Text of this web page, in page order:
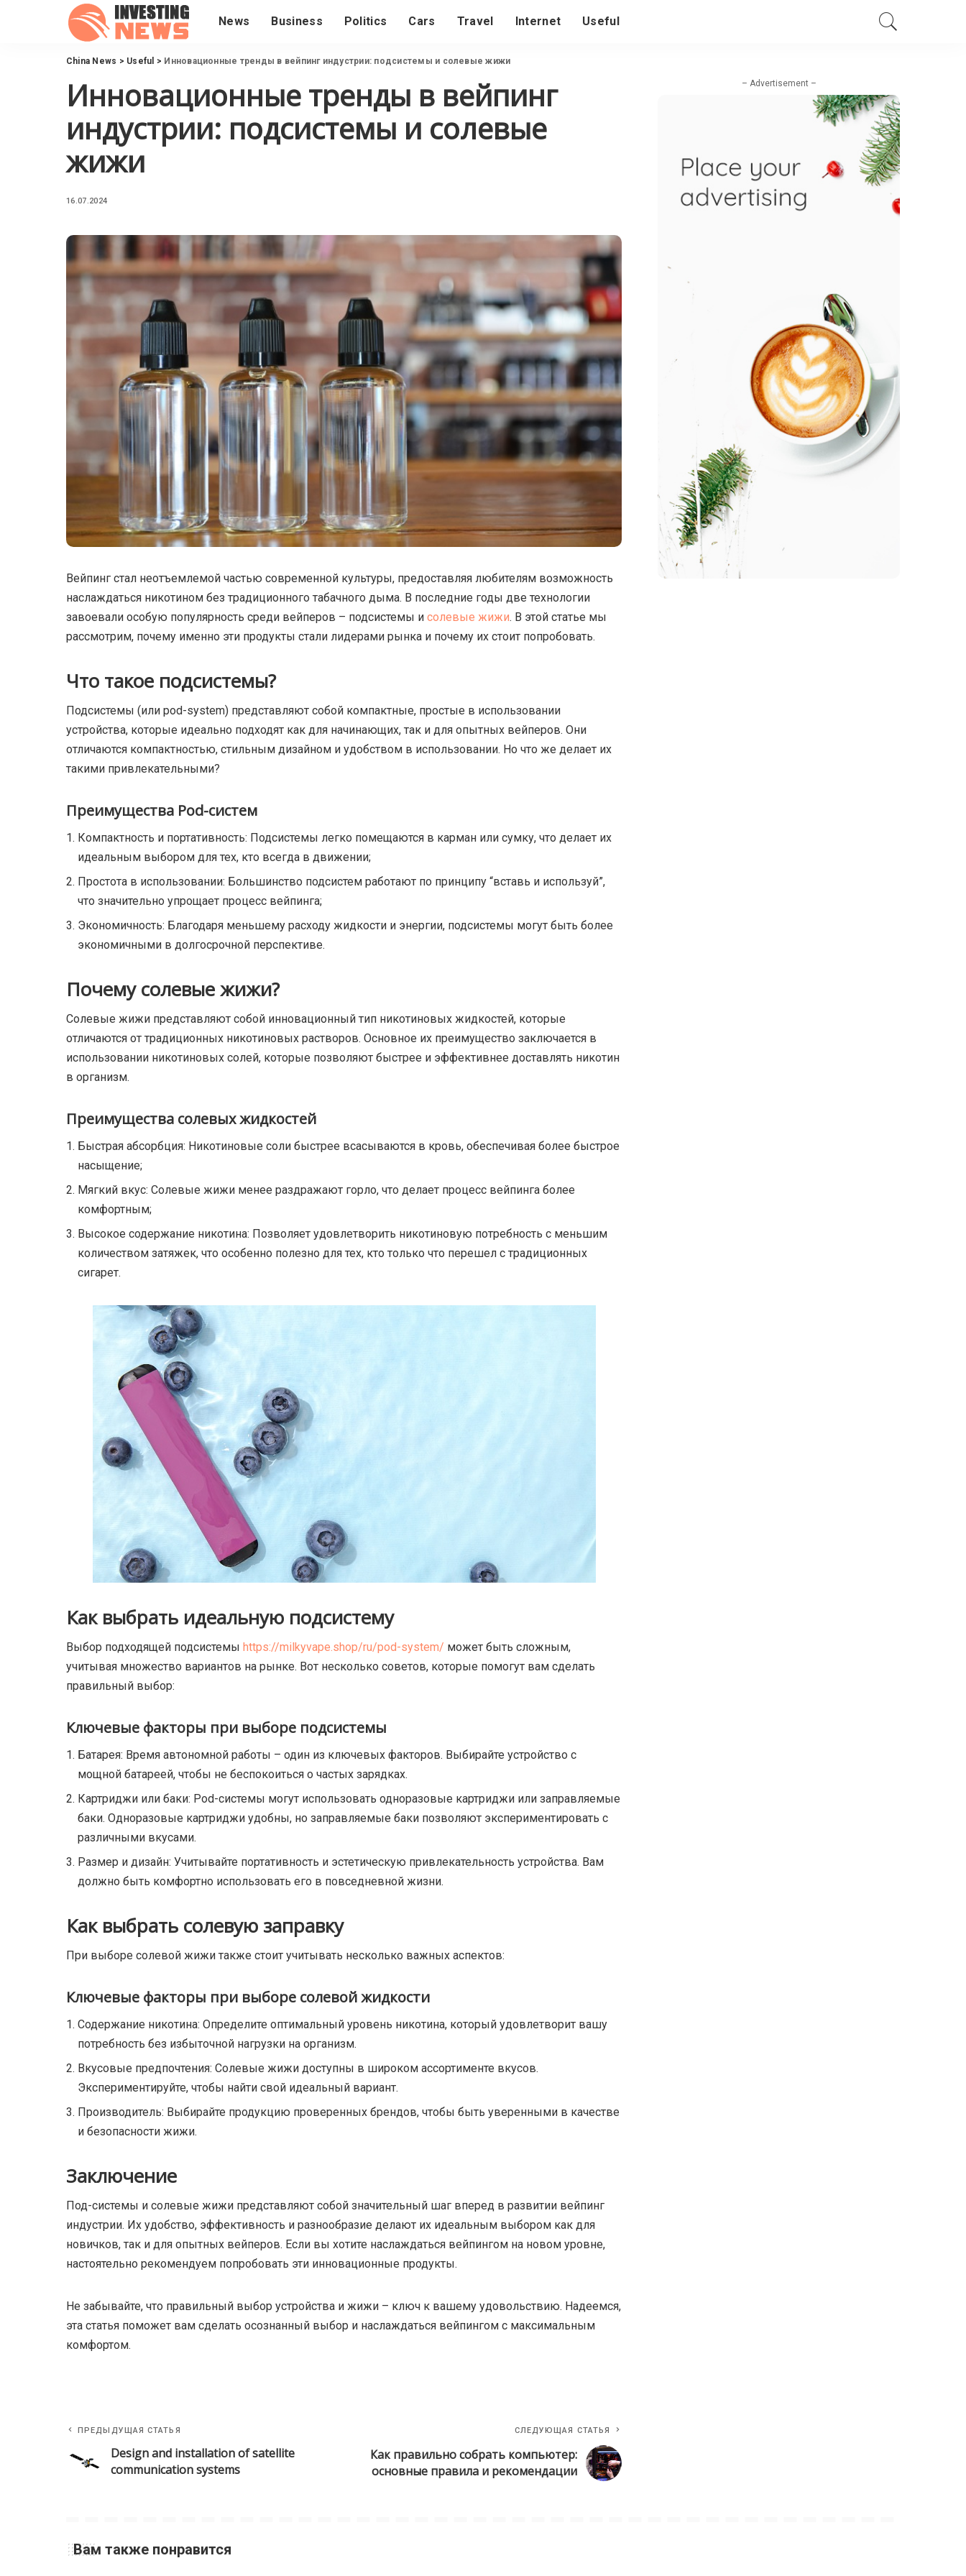
News Business Politics Cars Travel Internet Useful
China News > Useful > Инновационные тренды в вейпинг индустрии: подсистемы и солевые жижи
Инновационные тренды в вейпинг
индустрии: подсистемы и солевые
жижи
16.07.2024
Вейпинг стал неотъемлемой частью современной культуры, предоставляя любителям возможность
наслаждаться никотином без традиционного табачного дыма. В последние годы две технологии
завоевали особую популярность среди вейперов – подсистемы и солевые жижи. В этой статье мы
рассмотрим, почему именно эти продукты стали лидерами рынка и почему их стоит попробовать.
Что такое подсистемы?
Подсистемы (или pod-system) представляют собой компактные, простые в использовании
устройства, которые идеально подходят как для начинающих, так и для опытных вейперов. Они
отличаются компактностью, стильным дизайном и удобством в использовании. Но что же делает их
такими привлекательными?
Преимущества Pod-систем
Компактность и портативность: Подсистемы легко помещаются в карман или сумку, что делает их
идеальным выбором для тех, кто всегда в движении;
Простота в использовании: Большинство подсистем работают по принципу “вставь и используй”,
что значительно упрощает процесс вейпинга;
Экономичность: Благодаря меньшему расходу жидкости и энергии, подсистемы могут быть более
экономичными в долгосрочной перспективе.
Почему солевые жижи?
Солевые жижи представляют собой инновационный тип никотиновых жидкостей, которые
отличаются от традиционных никотиновых растворов. Основное их преимущество заключается в
использовании никотиновых солей, которые позволяют быстрее и эффективнее доставлять никотин
в организм.
Преимущества солевых жидкостей
Быстрая абсорбция: Никотиновые соли быстрее всасываются в кровь, обеспечивая более быстрое
насыщение;
Мягкий вкус: Солевые жижи менее раздражают горло, что делает процесс вейпинга более
комфортным;
Высокое содержание никотина: Позволяет удовлетворить никотиновую потребность с меньшим
количеством затяжек, что особенно полезно для тех, кто только что перешел с традиционных
сигарет.
Как выбрать идеальную подсистему
Выбор подходящей подсистемы https://milkyvape.shop/ru/pod-system/ может быть сложным,
учитывая множество вариантов на рынке. Вот несколько советов, которые помогут вам сделать
правильный выбор:
Ключевые факторы при выборе подсистемы
Батарея: Время автономной работы – один из ключевых факторов. Выбирайте устройство с
мощной батареей, чтобы не беспокоиться о частых зарядках.
Картриджи или баки: Pod-системы могут использовать одноразовые картриджи или заправляемые
баки. Одноразовые картриджи удобны, но заправляемые баки позволяют экспериментировать с
различными вкусами.
Размер и дизайн: Учитывайте портативность и эстетическую привлекательность устройства. Вам
должно быть комфортно использовать его в повседневной жизни.
Как выбрать солевую заправку
При выборе солевой жижи также стоит учитывать несколько важных аспектов:
Ключевые факторы при выборе солевой жидкости
Содержание никотина: Определите оптимальный уровень никотина, который удовлетворит вашу
потребность без избыточной нагрузки на организм.
Вкусовые предпочтения: Солевые жижи доступны в широком ассортименте вкусов.
Экспериментируйте, чтобы найти свой идеальный вариант.
Производитель: Выбирайте продукцию проверенных брендов, чтобы быть уверенными в качестве
и безопасности жижи.
Заключение
Под-системы и солевые жижи представляют собой значительный шаг вперед в развитии вейпинг
индустрии. Их удобство, эффективность и разнообразие делают их идеальным выбором как для
новичков, так и для опытных вейперов. Если вы хотите наслаждаться вейпингом на новом уровне,
настоятельно рекомендуем попробовать эти инновационные продукты.
Не забывайте, что правильный выбор устройства и жижи – ключ к вашему удовольствию. Надеемся,
эта статья поможет вам сделать осознанный выбор и наслаждаться вейпингом с максимальным
комфортом.
ПРЕДЫДУЩАЯ СТАТЬЯ
Design and installation of satellite
communication systems
СЛЕДУЮЩАЯ СТАТЬЯ
Как правильно собрать компьютер:
основные правила и рекомендации
– Advertisement –
Вам также понравится